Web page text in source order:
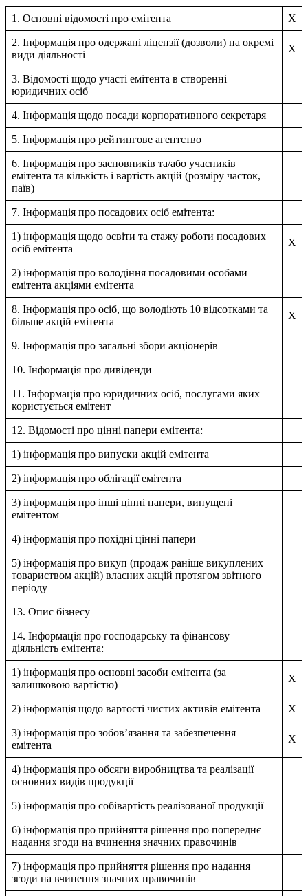
1. Основні відомості про емітента X
2. Інформація про одержані ліцензії (дозволи) на окремі
види діяльності
X
3. Відомості щодо участі емітента в створенні
юридичних осіб
4. Інформація щодо посади корпоративного секретаря
5. Інформація про рейтингове агентство
6. Інформація про засновників та/або учасників
емітента та кількість і вартість акцій (розміру часток,
паїв)
7. Інформація про посадових осіб емітента:
1) інформація щодо освіти та стажу роботи посадових
осіб емітента
X
2) інформація про володіння посадовими особами
емітента акціями емітента
8. Інформація про осіб, що володіють 10 відсотками та
більше акцій емітента
X
9. Інформація про загальні збори акціонерів
10. Інформація про дивіденди
11. Інформація про юридичних осіб, послугами яких
користується емітент
12. Відомості про цінні папери емітента:
1) інформація про випуски акцій емітента
2) інформація про облігації емітента
3) інформація про інші цінні папери, випущені
емітентом
4) інформація про похідні цінні папери
5) інформація про викуп (продаж раніше викуплених
товариством акцій) власних акцій протягом звітного
періоду
13. Опис бізнесу
14. Інформація про господарську та фінансову
діяльність емітента:
1) інформація про основні засоби емітента (за
залишковою вартістю)
X
2) інформація щодо вартості чистих активів емітента X
3) інформація про зобов’язання та забезпечення
емітента
X
4) інформація про обсяги виробництва та реалізації
основних видів продукції
5) інформація про собівартість реалізованої продукції
6) інформація про прийняття рішення про попереднє
надання згоди на вчинення значних правочинів
7) інформація про прийняття рішення про надання
згоди на вчинення значних правочинів